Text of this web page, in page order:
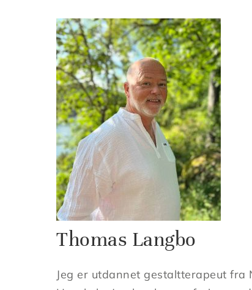
Thomas Langbo​
Jeg er utdannet gestaltterapeut fra